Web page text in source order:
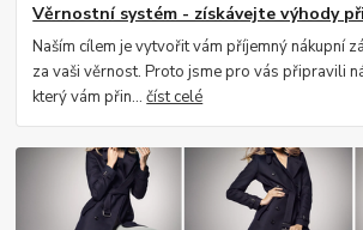
Věrnostní systém - získávejte výhody
Naším cílem je vytvořit vám příjemný nákupní
za vaši věrnost. Proto jsme pro vás připravili
který vám přin...číst celé